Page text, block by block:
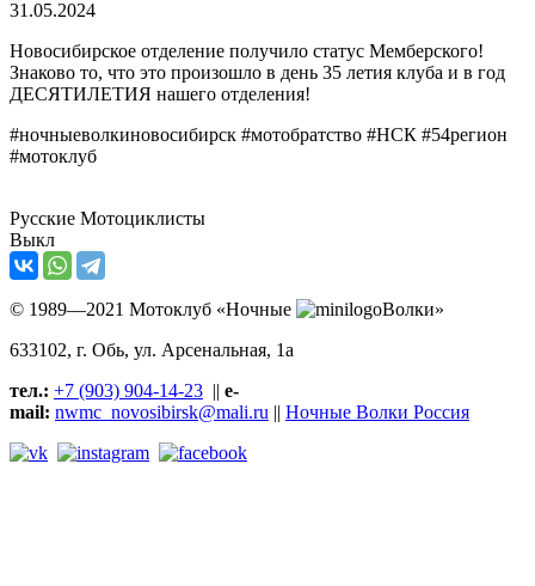
31.05.2024
Новосибирское отделение получило статус Мемберского!
Знаково то, что это произошло в день 35 летия клуба и в год
ДЕСЯТИЛЕТИЯ нашего отделения!
#ночныеволкиновосибирск #мотобратство #НСК #54регион
#мотоклуб
Русские Мотоциклисты
Выкл
© 1989—2021 Мотоклуб «Ночные
Волки»
633102, г. Обь, ул. Арсенальная, 1а
тел.: +7 (903) 904-14-23 || e-
mail: nwmc_novosibirsk@mali.ru || Ночные Волки Россия